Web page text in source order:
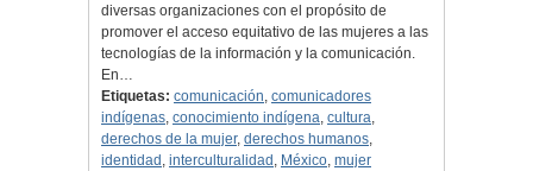
diversas organizaciones con el propósito de
promover el acceso equitativo de las mujeres a las
tecnologías de la información y la comunicación.
En…
Etiquetas: comunicación, comunicadores
indígenas, conocimiento indígena, cultura,
derechos de la mujer, derechos humanos,
identidad , interculturalidad , México, mujer